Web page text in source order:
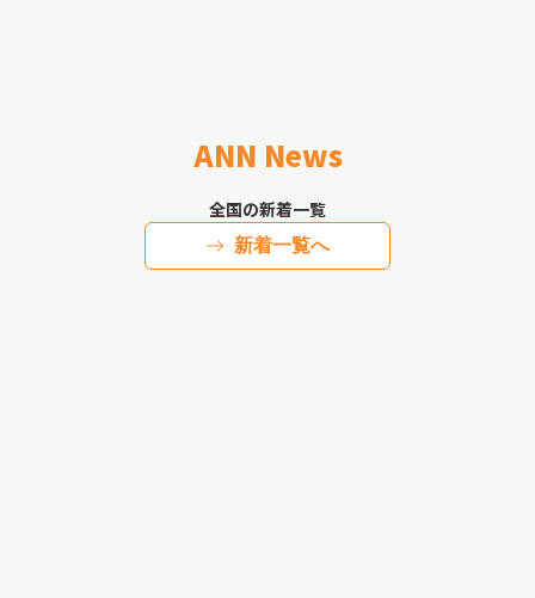
ANN News
全国の新着一覧
新着一覧へ